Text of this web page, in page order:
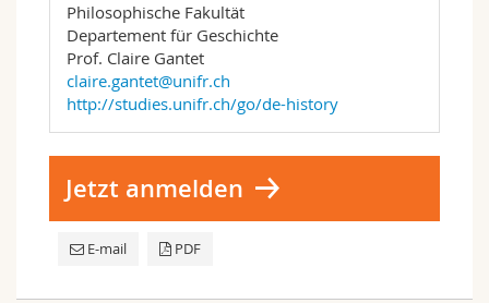
Philosophische Fakultät
Departement für Geschichte
Prof. Claire Gantet
claire.gantet@unifr.ch
http://studies.unifr.ch/go/de-history
Jetzt anmelden
E-mail PDF